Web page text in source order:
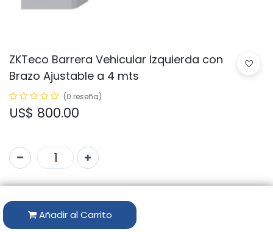
ZKTeco Barrera Vehicular Izquierda con
Brazo Ajustable a 4 mts
(0 reseña)
US$ 800.00
Añadir al Carrito
Código:
Marca:ZKTECO